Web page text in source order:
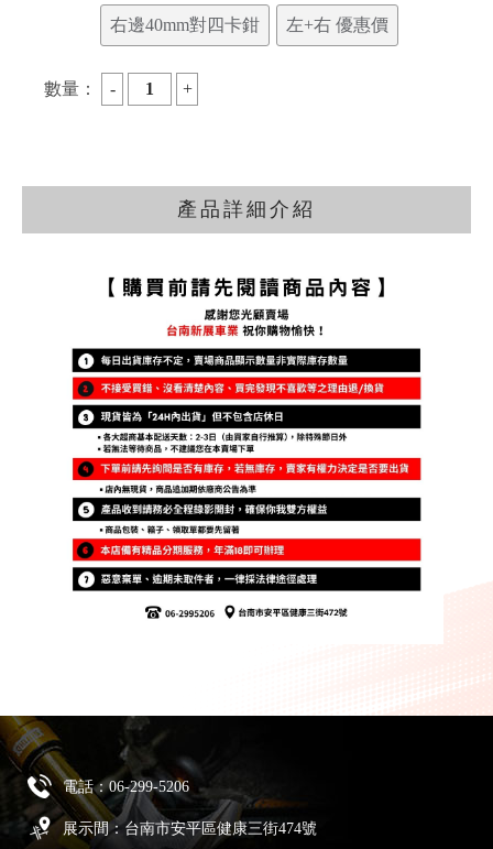
右邊40mm對四卡鉗 左+右 優惠價
數量：
產品詳細介紹
電話：06-299-5206
展示間：台南市安平區健康三街474號